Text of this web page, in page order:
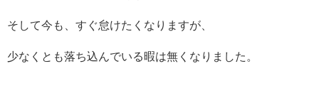
そして今も、すぐ怠けたくなりますが、
少なくとも落ち込んでいる暇は無くなりました。